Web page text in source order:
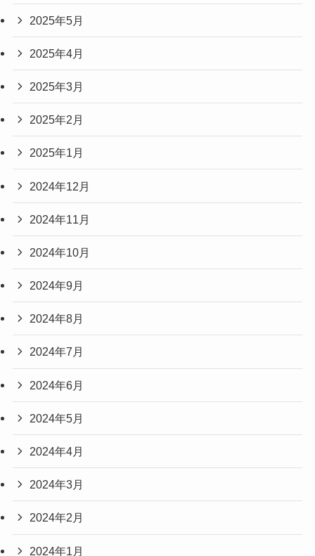
2025年5月
2025年4月
2025年3月
2025年2月
2025年1月
2024年12月
2024年11月
2024年10月
2024年9月
2024年8月
2024年7月
2024年6月
2024年5月
2024年4月
2024年3月
2024年2月
2024年1月